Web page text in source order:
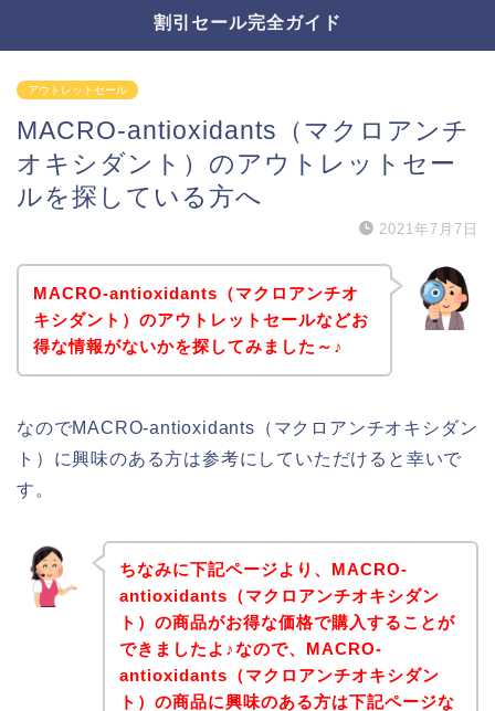
割引セール完全ガイド
アウトレットセール
MACRO-antioxidants（マクロアンチ
オキシダント）のアウトレットセー
ルを探している方へ
2021年7月7日
MACRO-antioxidants（マクロアンチオ
キシダント）のアウトレットセールなどお
得な情報がないかを探してみました～♪
なのでMACRO-antioxidants（マクロアンチオキシダン
ト）に興味のある方は参考にしていただけると幸いで
す。
ちなみに下記ページより、MACRO-
antioxidants（マクロアンチオキシダン
ト）の商品がお得な価格で購入することが
できましたよ♪なので、MACRO-
antioxidants（マクロアンチオキシダン
ト）の商品に興味のある方は下記ページな